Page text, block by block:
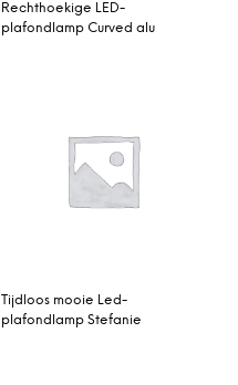
Rechthoekige LED-
plafondlamp Curved alu
Tijdloos mooie Led-
plafondlamp Stefanie